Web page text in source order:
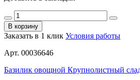
В корзину
Заказать в 1 клик Условия работы
Арт. 00036646
Базилик овощной Крупнолистный